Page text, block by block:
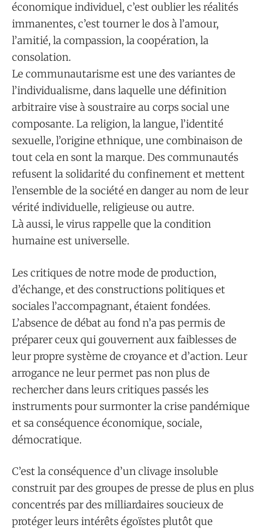
économique individuel, c’est oublier les réalités
immanentes, c’est tourner le dos à l’amour,
l’amitié, la compassion, la coopération, la
consolation.
Le communautarisme est une des variantes de
l’individualisme, dans laquelle une définition
arbitraire vise à soustraire au corps social une
composante. La religion, la langue, l’identité
sexuelle, l’origine ethnique, une combinaison de
tout cela en sont la marque. Des communautés
refusent la solidarité du confinement et mettent
l’ensemble de la société en danger au nom de leur
vérité individuelle, religieuse ou autre.
Là aussi, le virus rappelle que la condition
humaine est universelle.
Les critiques de notre mode de production,
d’échange, et des constructions politiques et
sociales l’accompagnant, étaient fondées.
L’absence de débat au fond n’a pas permis de
préparer ceux qui gouvernent aux faiblesses de
leur propre système de croyance et d’action. Leur
arrogance ne leur permet pas non plus de
rechercher dans leurs critiques passés les
instruments pour surmonter la crise pandémique
et sa conséquence économique, sociale,
démocratique.
C’est la conséquence d’un clivage insoluble
construit par des groupes de presse de plus en plus
concentrés par des milliardaires soucieux de
protéger leurs intérêts égoïstes plutôt que